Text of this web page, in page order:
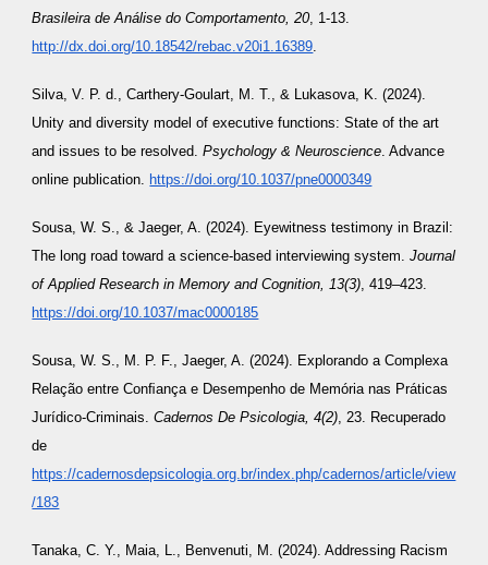
Brasileira de Análise do Comportamento, 20, 1-13.
http://dx.doi.org/10.18542/rebac.v20i1.16389.
Silva, V. P. d., Carthery-Goulart, M. T., & Lukasova, K. (2024).
Unity and diversity model of executive functions: State of the art
and issues to be resolved.Psychology & Neuroscience. Advance
online publication. https://doi.org/10.1037/pne0000349
Sousa, W. S., & Jaeger, A. (2024). Eyewitness testimony in Brazil:
The long road toward a science-based interviewing system.Journal
of Applied Research in Memory and Cognition, 13(3), 419–423.
https://doi.org/10.1037/mac0000185
Sousa, W. S., M. P. F., Jaeger, A. (2024). Explorando a Complexa
Relação entre Conﬁança e Desempenho de Memória nas Práticas
Jurídico-Criminais.Cadernos De Psicologia, 4(2), 23. Recuperado
de
https://cadernosdepsicologia.org.br/index.php/cadernos/article/view
/183
Tanaka, C. Y., Maia, L., Benvenuti, M. (2024). Addressing Racism